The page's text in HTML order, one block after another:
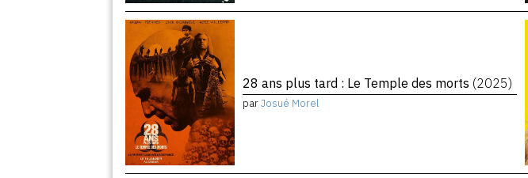
28 ans plus tard : Le Temple des morts (2025)
parJosué Morel